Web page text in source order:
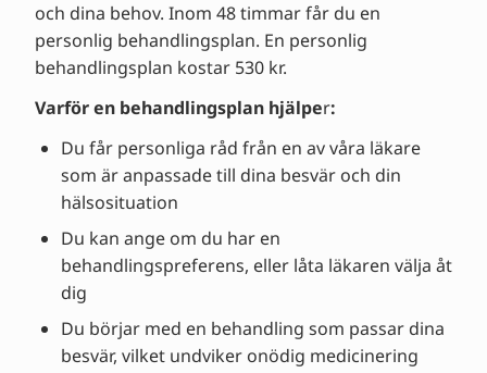
och dina behov. Inom 48 timmar får du en
personlig behandlingsplan. En personlig
behandlingsplan kostar 530 kr.
Varför en behandlingsplan hjälper:
Du får personliga råd från en av våra läkare
som är anpassade till dina besvär och din
hälsosituation
Du kan ange om du har en
behandlingspreferens, eller låta läkaren välja åt
dig
Du börjar med en behandling som passar dina
besvär, vilket undviker onödig medicinering